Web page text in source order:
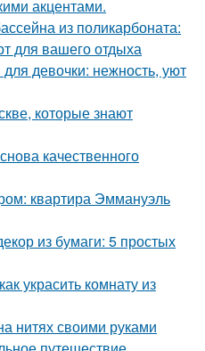
акцентами.
из поликарбоната:
для вашего отдыха
девочки: нежность, уют
которые знают
качественного
квартира Эммануэль
из бумаги: 5 простых
украсить комнату из
нитях своими руками